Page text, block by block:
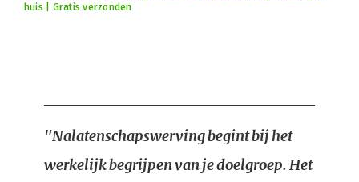
huis | Gratis verzonden
"Nalatenschapswerving begint bij het
werkelijk begrijpen van je doelgroep. Het